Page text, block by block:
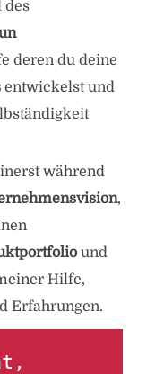
des
deren du deine
entwickelst und
während
,
und
Hilfe,
Erfahrungen.